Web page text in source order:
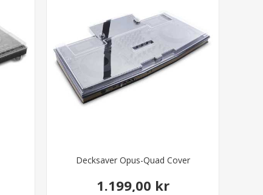
Decksaver Opus-Quad Cover
1.199,00 kr